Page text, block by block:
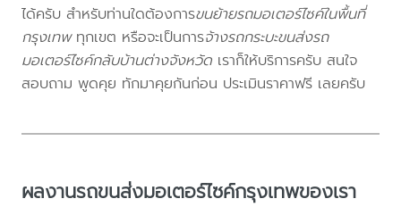
ได้ครับ สำหรับท่านใดต้องการขนย้ายรถมอเตอร์ไซค์ในพื้นที่
กรุงเทพทุกเขต หรือจะเป็นการจ้างรถกระบะขนส่งรถ
มอเตอร์ไซค์กลับบ้านต่างจังหวัด เราก็ให้บริการครับ สนใจ
สอบถาม พูดคุย ทักมาคุยกันก่อน ประเมินราคาฟรี เลยครับ
ผลงานรถขนส่งมอเตอร์ไซค์กรุงเทพของเรา